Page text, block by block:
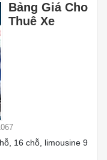
Bảng Giá Cho
Thuê Xe
16 chỗ, limousine 9